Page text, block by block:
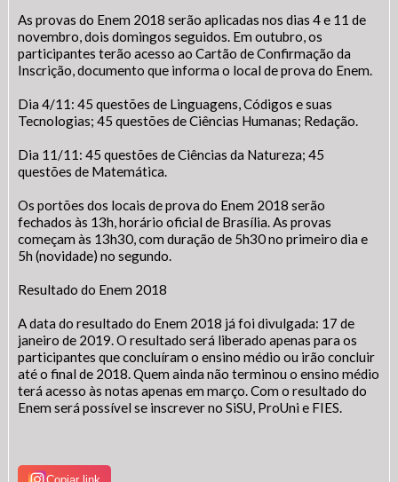
As provas do Enem 2018 serão aplicadas nos dias 4 e 11 de
novembro, dois domingos seguidos. Em outubro, os
participantes terão acesso ao Cartão de Confirmação da
Inscrição, documento que informa o local de prova do Enem.
Dia 4/11: 45 questões de Linguagens, Códigos e suas
Tecnologias; 45 questões de Ciências Humanas; Redação.
Dia 11/11: 45 questões de Ciências da Natureza; 45
questões de Matemática.
Os portões dos locais de prova do Enem 2018 serão
fechados às 13h, horário oficial de Brasília. As provas
começam às 13h30, com duração de 5h30 no primeiro dia e
5h (novidade) no segundo.
Resultado do Enem 2018
A data do resultado do Enem 2018 já foi divulgada: 17 de
janeiro de 2019. O resultado será liberado apenas para os
participantes que concluíram o ensino médio ou irão concluir
até o final de 2018. Quem ainda não terminou o ensino médio
terá acesso às notas apenas em março. Com o resultado do
Enem será possível se inscrever no SiSU, ProUni e FIES.
Gerenciador
Webmail
SIC Físico
Fale Conosco